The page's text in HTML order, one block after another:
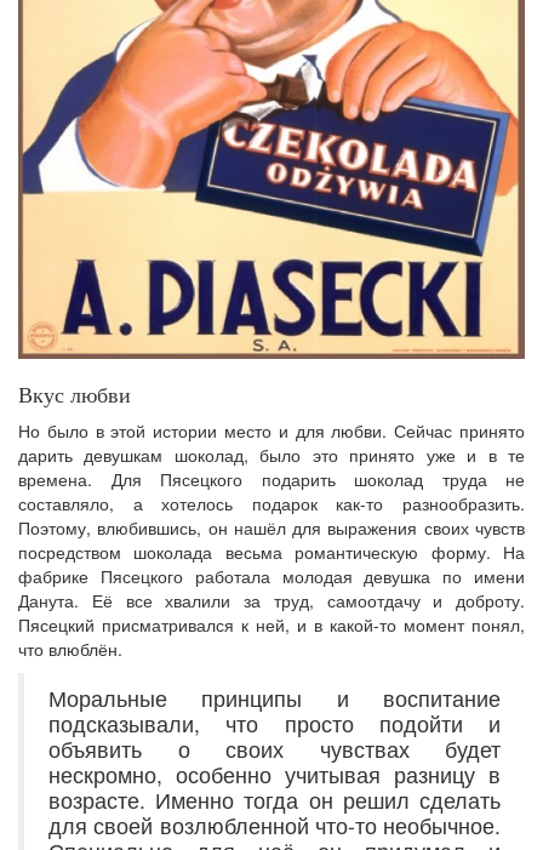
Вкус любви
Но было в этой истории место и для любви. Сейчас принято
дарить девушкам шоколад, было это принято уже и в те
времена. Для Пясецкого подарить шоколад труда не
составляло, а хотелось подарок как-то разнообразить.
Поэтому, влюбившись, он нашёл для выражения своих чувств
посредством шоколада весьма романтическую форму. На
фабрике Пясецкого работала молодая девушка по имени
Данута. Её все хвалили за труд, самоотдачу и доброту.
Пясецкий присматривался к ней, и в какой-то момент понял,
что влюблён.
Моральные принципы и воспитание
подсказывали, что просто подойти и
объявить о своих чувствах будет
нескромно, особенно учитывая разницу в
возрасте. Именно тогда он решил сделать
для своей возлюбленной что-то необычное.